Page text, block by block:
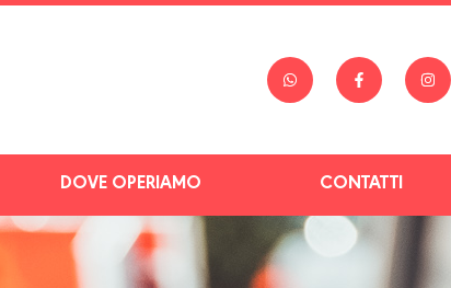
DOVE OPERIAMO CONTATTI